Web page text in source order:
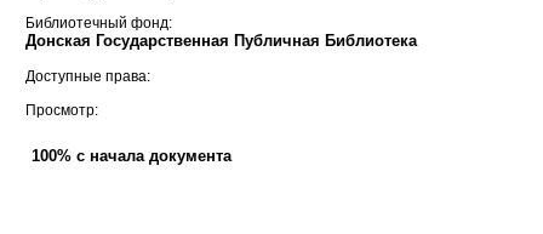
Библиотечный фонд:
Донская Государственная Публичная Библиотека
Доступные права:
Просмотр:
100% с начала документа